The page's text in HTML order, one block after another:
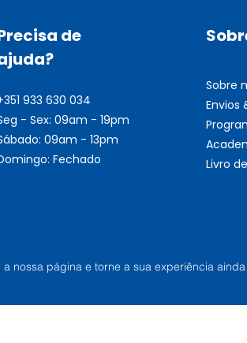
de
933 630 034
- Sex: 09am - 19pm
09am - 13pm
Fechado
Sobre
Envios
Livro
nossa página e torne a sua experiência ainda